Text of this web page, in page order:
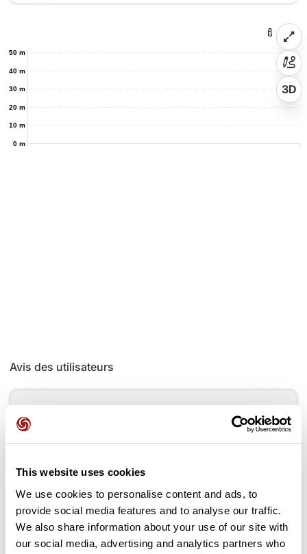
This website uses cookies
We use cookies to personalise content and ads, to
provide social media features and to analyse our traffic.
We also share information about your use of our site with
our social media, advertising and analytics partners who
0 m
10 m
20 m
30 m
40 m
50 m
3D
Avis des utilisateurs
Ajouter un avis
Cols le long du parcours